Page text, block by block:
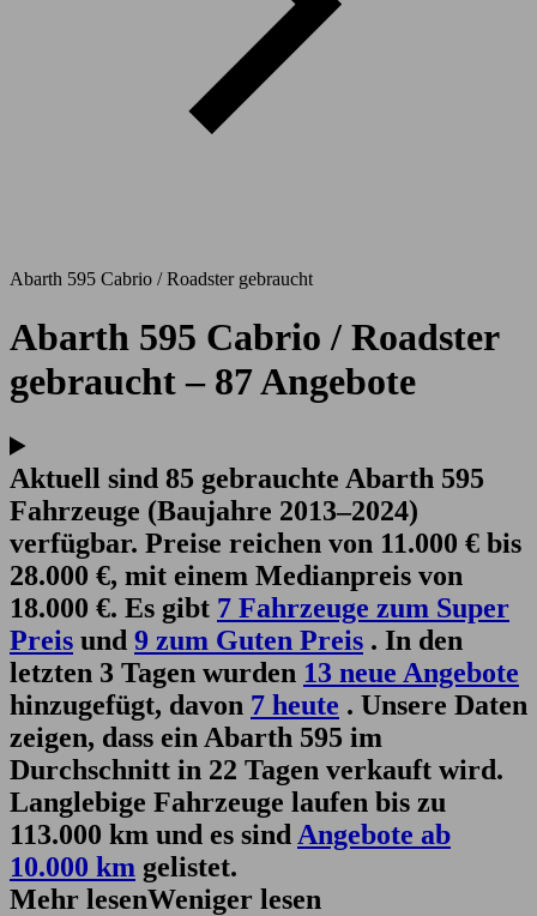
Abarth 595 Cabrio / Roadster gebraucht
Abarth 595 Cabrio / Roadster
gebraucht – 87 Angebote
Aktuell sind 85 gebrauchte Abarth 595
Fahrzeuge (Baujahre 2013–2024)
verfügbar. Preise reichen von 11.000 € bis
28.000 €, mit einem Medianpreis von
18.000 €. Es gibt 7 Fahrzeuge zum Super
Preis und 9 zum Guten Preis . In den
letzten 3 Tagen wurden 13 neue Angebote
hinzugefügt, davon 7 heute . Unsere Daten
zeigen, dass ein Abarth 595 im
Durchschnitt in 22 Tagen verkauft wird.
Langlebige Fahrzeuge laufen bis zu
113.000 km und es sind Angebote ab
10.000 km gelistet.
Mehr lesenWeniger lesen